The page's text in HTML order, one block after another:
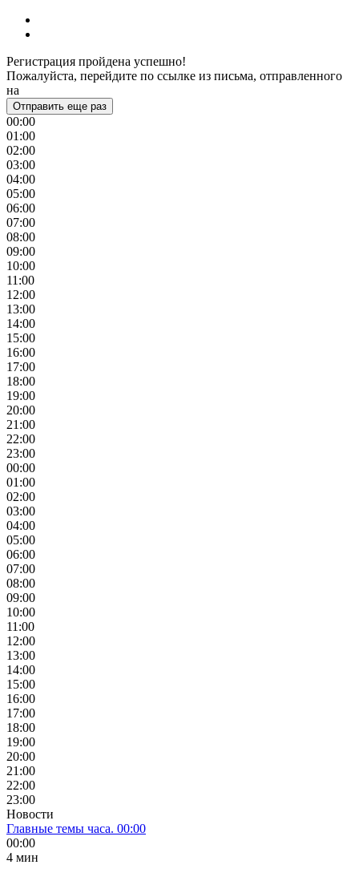
Регистрация пройдена успешно!
Пожалуйста, перейдите по ссылке из письма, отправленного
на
Отправить еще раз
00:00
01:00
02:00
03:00
04:00
05:00
06:00
07:00
08:00
09:00
10:00
11:00
12:00
13:00
14:00
15:00
16:00
17:00
18:00
19:00
20:00
21:00
22:00
23:00
00:00
01:00
02:00
03:00
04:00
05:00
06:00
07:00
08:00
09:00
10:00
11:00
12:00
13:00
14:00
15:00
16:00
17:00
18:00
19:00
20:00
21:00
22:00
23:00
Новости
Главные темы часа. 00:00
00:00
4 мин